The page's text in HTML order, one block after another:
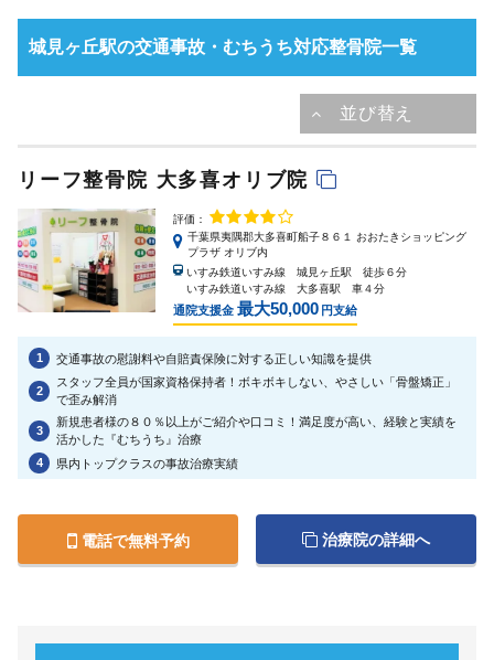
城見ヶ丘駅の交通事故・むちうち対応整骨院一覧
リーフ整骨院 大多喜オリブ院
評価：
千葉県夷隅郡大多喜町船子８６１ おおたきショッピング
プラザ オリブ内
いすみ鉄道いすみ線 城見ヶ丘駅 徒歩６分
いすみ鉄道いすみ線 大多喜駅 車４分
通院支援金 最大50,000 円支給
1 交通事故の慰謝料や自賠責保険に対する正しい知識を提供
2
スタッフ全員が国家資格保持者！ボキボキしない、やさしい「骨盤矯正」
で歪み解消
3
新規患者様の８０％以上がご紹介や口コミ！満足度が高い、経験と実績を
活かした『むちうち』治療
4
県内トップクラスの事故治療実績
電話で無料予約 治療院の詳細へ